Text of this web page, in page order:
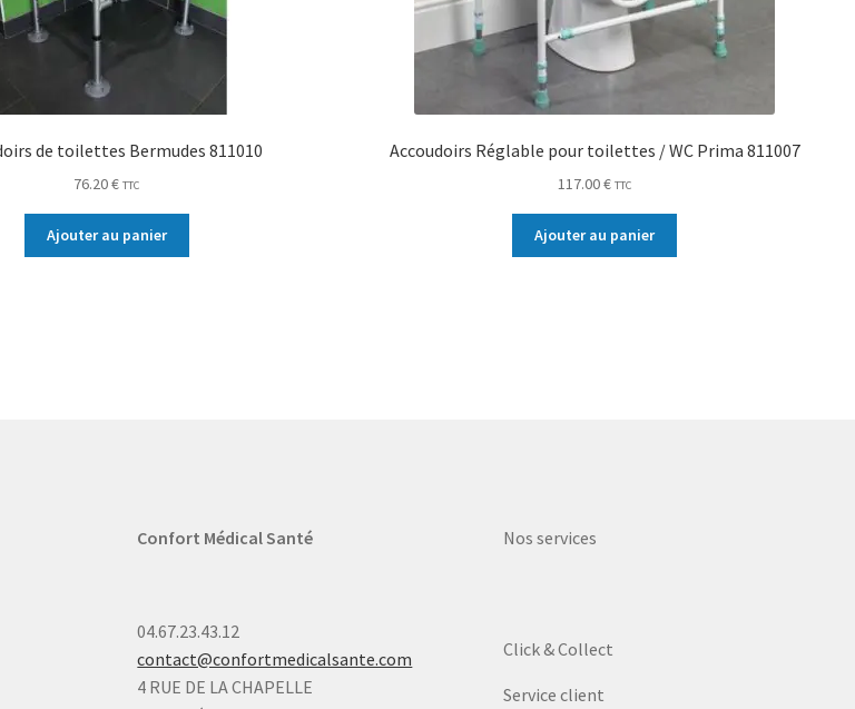
de toilettes Bermudes 811010
76.20€ TTC
Ajouter au panier
Accoudoirs Réglable pour toilettes / WC Prima 811007
117.00€ TTC
Ajouter au panier
Confort Médical Santé
04.67.23.43.12
contact@confortmedicalsante.com
4 RUE DE LA CHAPELLE
Nos services
Click & Collect
Service client